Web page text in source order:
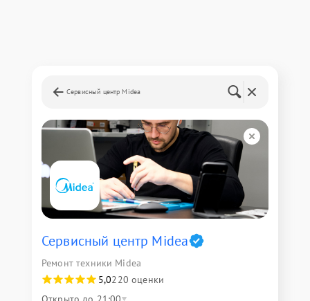
Сервисный центр Midea
Сервисный центр Midea
Ремонт техники Midea
5,0220 оценки